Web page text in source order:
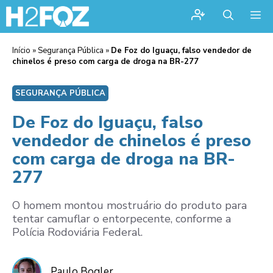
Início »Segurança Pública » De Foz do Iguaçu, falso vendedor de
chinelos é preso com carga de droga na BR-277
SEGURANÇA PÚBLICA
De Foz do Iguaçu, falso
vendedor de chinelos é preso
com carga de droga na BR-
277
O homem montou mostruário do produto para
tentar camuflar o entorpecente, conforme a
Polícia Rodoviária Federal.